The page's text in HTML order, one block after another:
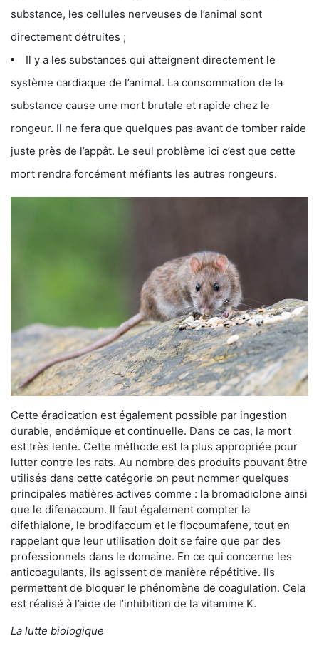
substance, les cellules nerveuses de l’animal sont
directement détruites ;
Il y a les substances qui atteignent directement le
système cardiaque de l’animal. La consommation de la
substance cause une mort brutale et rapide chez le
rongeur. Il ne fera que quelques pas avant de tomber raide
juste près de l’appât. Le seul problème ici c’est que cette
mort rendra forcément méfiants les autres rongeurs.
Cette éradication est également possible par ingestion
durable, endémique et continuelle. Dans ce cas, la mort
est très lente. Cette méthode est la plus appropriée pour
lutter contre les rats. Au nombre des produits pouvant être
utilisés dans cette catégorie on peut nommer quelques
principales matières actives comme : la bromadiolone ainsi
que le difenacoum. Il faut également compter la
difethialone, le brodifacoum et le flocoumafene, tout en
rappelant que leur utilisation doit se faire que par des
professionnels dans le domaine. En ce qui concerne les
anticoagulants, ils agissent de manière répétitive. Ils
permettent de bloquer le phénomène de coagulation. Cela
est réalisé à l’aide de l’inhibition de la vitamine K.
La lutte biologique